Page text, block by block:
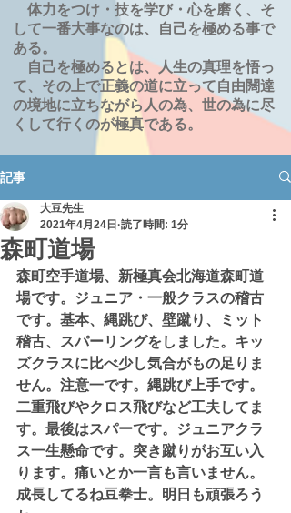
体力をつけ・技を学び・心を磨く、そ
して一番大事なのは、自己を極める事で
ある。
自己を極めるとは、人生の真理を悟っ
て、その上で正義の道に立って自由闊達
の境地に立ちながら人の為、世の為に尽
くして行くのが極真である。
記事
森町道場
大豆先生
2021年4月24日 読了時間: 1分
森町空手道場、新極真会北海道森町道
場です。ジュニア・一般クラスの稽古
です。基本、縄跳び、壁蹴り、ミット
稽古、スパーリングをしました。キッ
ズクラスに比べ少し気合がもの足りま
せん。注意一です。縄跳び上手です。
二重飛びやクロス飛びなど工夫してま
す。最後はスパーです。ジュニアクラ
ス一生懸命です。突き蹴りがお互い入
ります。痛いとか一言も言いません。
成長してるね豆拳士。明日も頑張ろう